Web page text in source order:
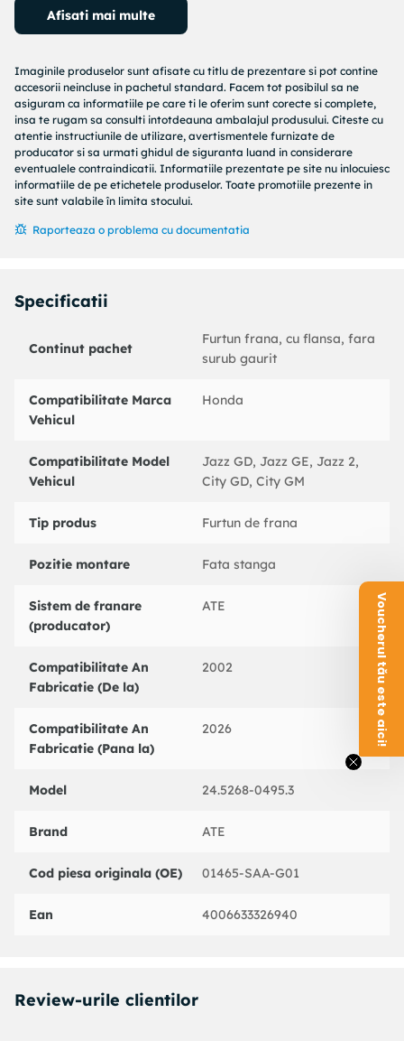
Cod produs:24526804953
Producator:
Specificatii produs:
Lungime [mm] : 495
Articol completare/Info suplimentar 2 : cu flansa
Filet interior (mm) : M10x1
Diametru alezaj flansa [mm] : 10
Articol completare/Info suplimentar 2 : fara surub gaurit
Cod MAPP disponibil :
Partea de montare : Axa fata stanga
: 330933
HONDA : 01465SAAG00
BENDIX : 172958B
CEF : 512521
CORTECO : 19032983
NK : 852669
TRW : PHD594
sbs : 1330852669
Afisati mai multe
Imaginile produselor sunt afisate cu titlu de prezentare si pot contine
accesorii neincluse in pachetul standard. Facem tot posibilul sa ne
asiguram ca informatiile pe care ti le oferim sunt corecte si complete,
insa te rugam sa consulti intotdeauna ambalajul produsului. Citeste cu
atentie instructiunile de utilizare, avertismentele furnizate de
producator si sa urmati ghidul de siguranta luand in considerare
eventualele contraindicatii. Informatiile prezentate pe site nu inlocuiesc
informatiile de pe etichetele produselor. Toate promotiile prezente in
site sunt valabile în limita stocului.
Raporteaza o problema cu documentatia
Specificatii
Continut pachet
Furtun frana, cu flansa, fara
surub gaurit
Compatibilitate Marca
Vehicul
Honda
Compatibilitate Model
Vehicul
Jazz GD, Jazz GE, Jazz 2,
City GD, City GM
Tip produs Furtun de frana
Pozitie montare Fata stanga
Sistem de franare
(producator)
ATE
Compatibilitate An
Fabricatie (De la)
2002
Compatibilitate An
Fabricatie (Pana la)
2026
Model 24.5268-0495.3
Brand ATE
Cod piesa originala (OE) 01465-SAA-G01
Ean 4006633326940
Review-urile clientilor
Voucherul tău este aici!